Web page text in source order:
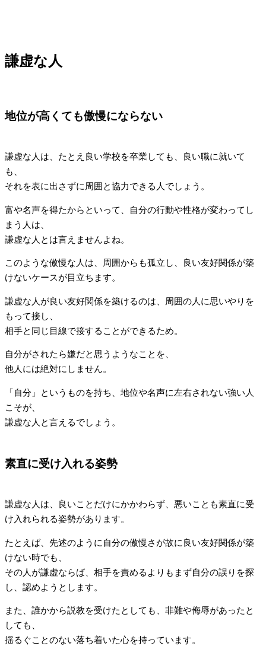
謙虚な人
地位が高くても傲慢にならない
謙虚な人は、たとえ良い学校を卒業しても、良い職に就いて
も、
それを表に出さずに周囲と協力できる人でしょう。
富や名声を得たからといって、自分の行動や性格が変わってし
まう人は、
謙虚な人とは言えませんよね。
このような傲慢な人は、周囲からも孤立し、良い友好関係が築
けないケースが目立ちます。
謙虚な人が良い友好関係を築けるのは、周囲の人に思いやりを
もって接し、
相手と同じ目線で接することができるため。
自分がされたら嫌だと思うようなことを、
他人には絶対にしません。
「自分」というものを持ち、地位や名声に左右されない強い人
こそが、
謙虚な人と言えるでしょう。
素直に受け入れる姿勢
謙虚な人は、良いことだけにかかわらず、悪いことも素直に受
け入れられる姿勢があります。
たとえば、先述のように自分の傲慢さが故に良い友好関係が築
けない時でも、
その人が謙虚ならば、相手を責めるよりもまず自分の誤りを探
し、認めようとします。
また、誰かから説教を受けたとしても、非難や侮辱があったと
しても、
揺るぐことのない落ち着いた心を持っています。